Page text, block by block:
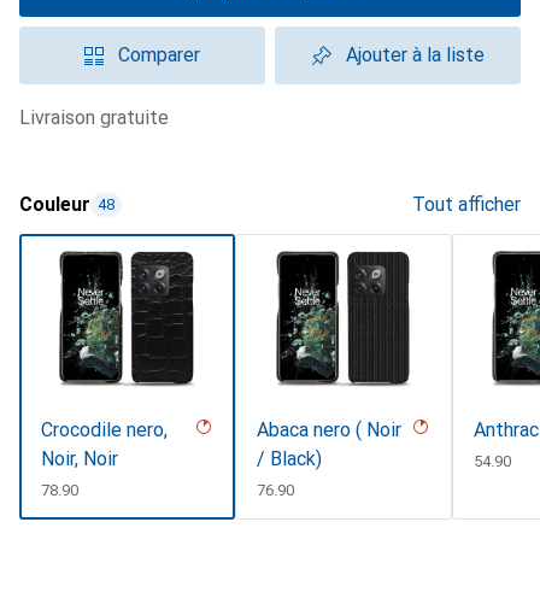
Comparer Ajouter à la liste
livraison gratuite
Couleur 48 Tout afficher
Crocodile nero,
Noir, Noir
CHF
78.90
Abaca nero ( Noir
/ Black)
CHF
76.90
CHF
54.90